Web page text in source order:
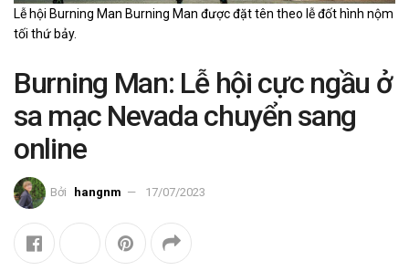
Lễ hội Burning Man Burning Man được đặt tên theo lễ đốt hình nộm
tối thứ bảy.
Burning Man: Lễ hội cực ngầu ở
sa mạc Nevada chuyển sang
online
Bởi hangnm 17/07/2023